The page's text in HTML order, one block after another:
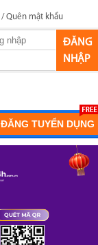
/Quên mật khẩu
ĐĂNG
NHẬP
ĐĂNG TUYỂN DỤNG